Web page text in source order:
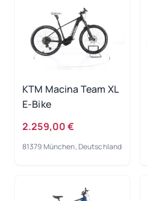
KTM Macina Team XL
E-Bike
2.259,00 €
81379 München, Deutschland